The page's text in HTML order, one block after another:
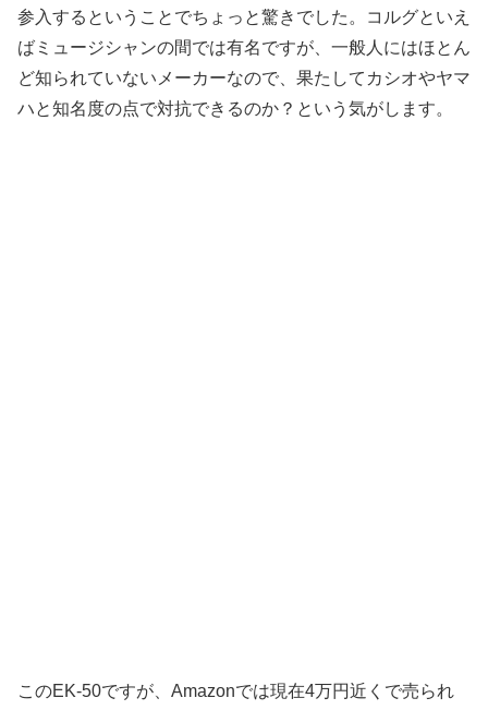
参入するということでちょっと驚きでした。コルグといえ
ばミュージシャンの間では有名ですが、一般人にはほとん
ど知られていないメーカーなので、果たしてカシオやヤマ
ハと知名度の点で対抗できるのか？という気がします。
このEK-50ですが、Amazonでは現在4万円近くで売られ